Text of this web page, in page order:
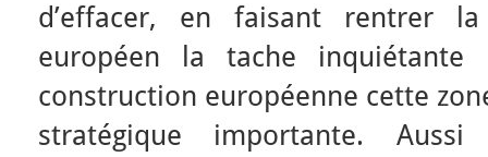
d’effacer, en faisant rentrer
européen la tache
construction européenne cette
stratégique importante.